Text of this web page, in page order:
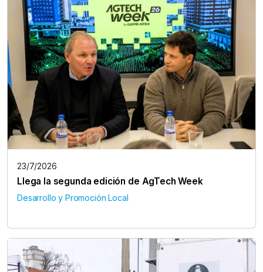
23/7/2026
Llega la segunda edición de AgTech Week
Desarrollo y Promoción Local